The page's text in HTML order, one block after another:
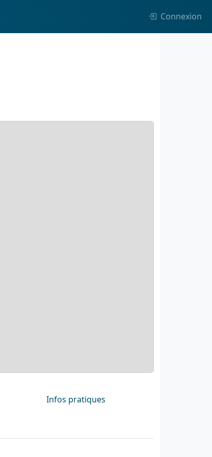
Connexion
Infos pratiques